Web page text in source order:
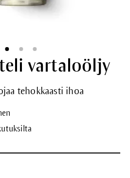
vartaloöljy
tehokkaasti ihoa